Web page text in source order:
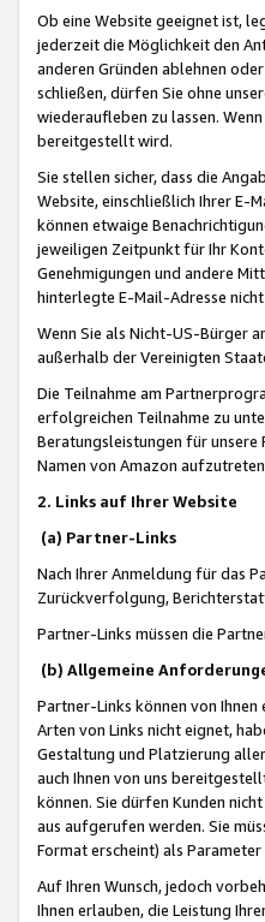
Ob eine Website geeignet ist,
jederzeit die Möglichkeit den
anderen Gründen ablehnen
schließen, dürfen Sie ohne
wiederaufleben zu lassen.
bereitgestellt wird.
Sie stellen sicher, dass die
Website, einschließlich Ihrer E-
können etwaige
jeweiligen Zeitpunkt für Ihr
Genehmigungen und andere
hinterlegte E-Mail-Adresse
Wenn Sie als Nicht-US-Bürger
außerhalb der Vereinigten
Die Teilnahme am
erfolgreichen Teilnahme zu
Beratungsleistungen für unsere
Namen von Amazon
2. Links auf Ihrer Website
(a) Partner-Links
Nach Ihrer Anmeldung für das
Zurückverfolgung,
Partner-Links müssen die
(b) Allgemeine
Partner-Links können von
Arten von Links nicht eignet,
Gestaltung und Platzierung
auch Ihnen von uns
können. Sie dürfen Kunden
aus aufgerufen werden. Sie
Format erscheint) als
Auf Ihren Wunsch, jedoch
Ihnen erlauben, die Leistung